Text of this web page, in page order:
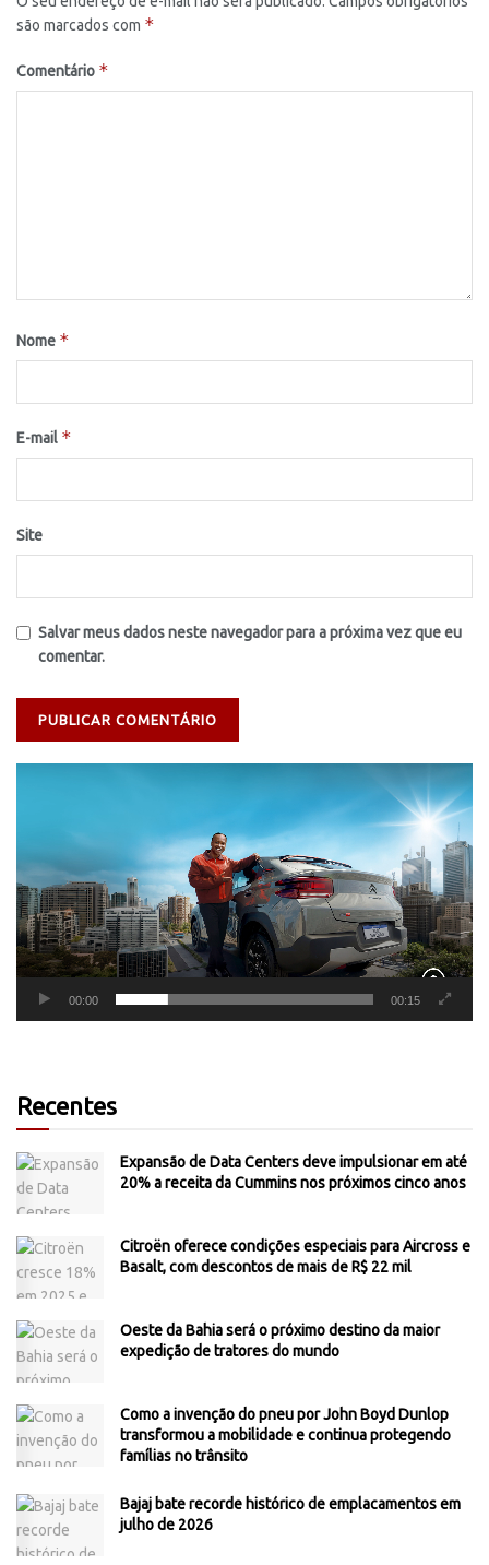
são marcados com *
Comentário *
Nome *
E-mail *
Site
Salvar meus dados neste navegador para a próxima vez que eu
comentar.
00:00 00:15
Recentes
Expansão de Data Centers deve impulsionar em até
20% a receita da Cummins nos próximos cinco anos
Citroën oferece condições especiais para Aircross e
Basalt, com descontos de mais de R$ 22 mil
Oeste da Bahia será o próximo destino da maior
expedição de tratores do mundo
Como a invenção do pneu por John Boyd Dunlop
transformou a mobilidade e continua protegendo
famílias no trânsito
Bajaj bate recorde histórico de emplacamentos em
julho de 2026